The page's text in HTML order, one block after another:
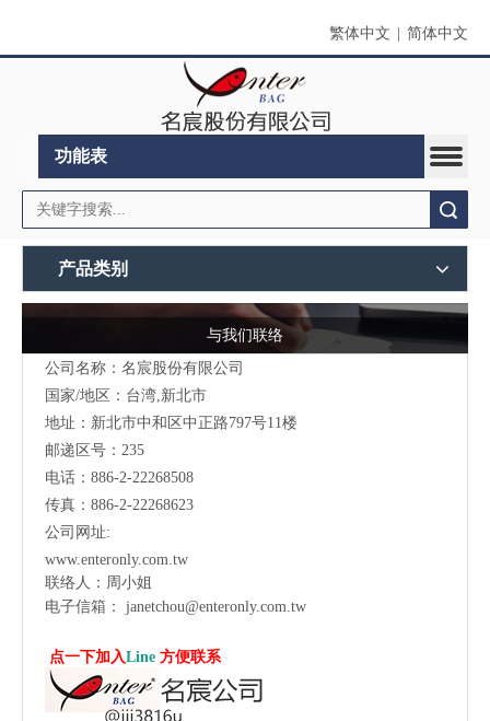
繁体中文 简体中文
功能表
产品类别
与我们联络
公司名称：名宸股份有限公司
国家/地区：台湾,新北市
地址：新北市中和区中正路797号11楼
邮递区号：235
电话：886-2-22268508
传真：886-2-22268623
公司网址:
www.enteronly.com.tw
联络人：周小姐
电子信箱： janetchou@enteronly.com.tw
点一下加入Line 方便联系